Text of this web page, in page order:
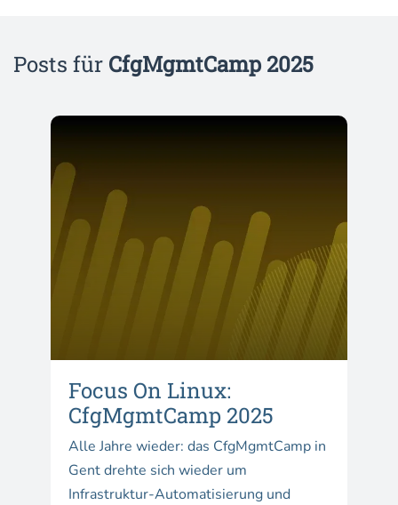
Posts für CfgMgmtCamp 2025
Focus On Linux:
CfgMgmtCamp 2025
Alle Jahre wieder: das CfgMgmtCamp in
Gent drehte sich wieder um
Infrastruktur-Automatisierung und